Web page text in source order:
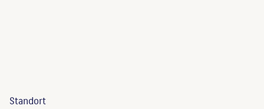
Standort